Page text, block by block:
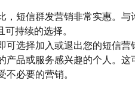
短信群发营销非常实惠。与
持续的选择。
可选择加入或退出您的短信
品或服务感兴趣的个人。这
必要的营销。